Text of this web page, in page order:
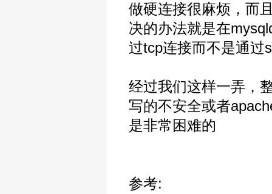
做硬连接很麻烦，而
决的办法就是在
过tcp连接而不是通过
经过我们这样一弄，
写的不安全或者
是非常困难的
参考: